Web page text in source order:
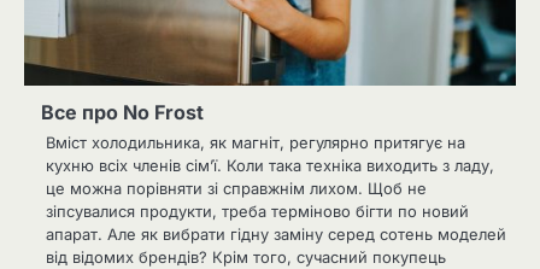
Все про No Frost
Вміст холодильника, як магніт, регулярно притягує на
кухню всіх членів сім’ї. Коли така техніка виходить з ладу,
це можна порівняти зі справжнім лихом. Щоб не
зіпсувалися продукти, треба терміново бігти по новий
апарат. Але як вибрати гідну заміну серед сотень моделей
від відомих брендів? Крім того, сучасний покупець